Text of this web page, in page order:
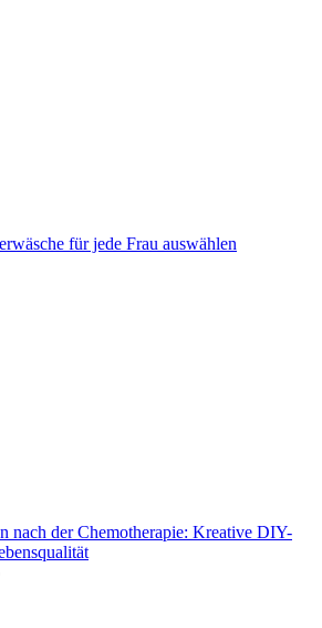
für jede Frau auswählen
nach der Chemotherapie: Kreative DIY-